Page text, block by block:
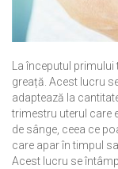
La începutul primului
greață. Acest lucru
adaptează la
trimestru uterul care
de sânge, ceea ce
care aparîn timpul
Acest lucru se